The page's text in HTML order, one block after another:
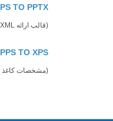
TO PPTX
(قالب ارائه XML را باز کنید)
PPS TO XPS
(مشخصات کاغذ XML)